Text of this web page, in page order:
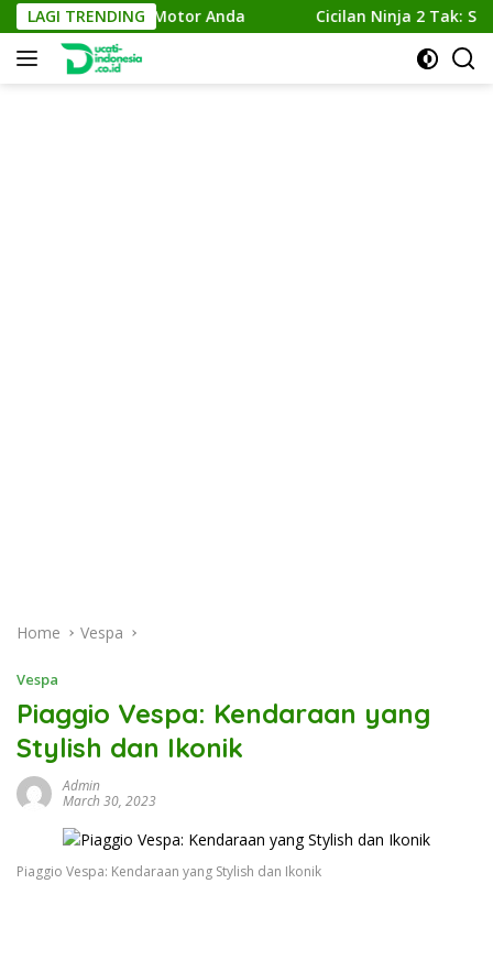
Skip
to
content
LAGI TRENDING
Performa Motor Anda Cicilan Ninja 2 Tak: Solusi
Home Vespa
Vespa
Piaggio Vespa: Kendaraan yang
Stylish dan Ikonik
Admin
March 30, 2023
Piaggio Vespa: Kendaraan yang Stylish dan Ikonik